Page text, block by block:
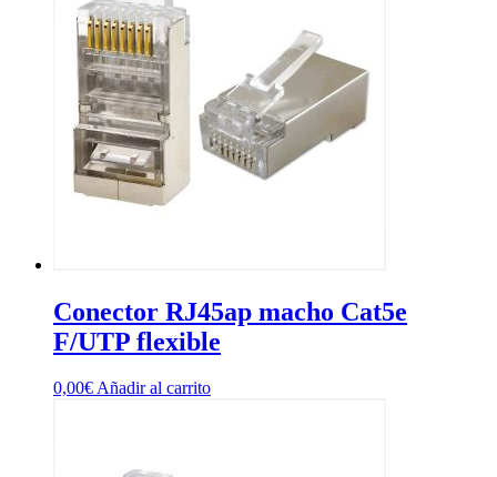
Conector RJ45ap macho Cat5e
F/UTP flexible
0,00€Añadir al carrito